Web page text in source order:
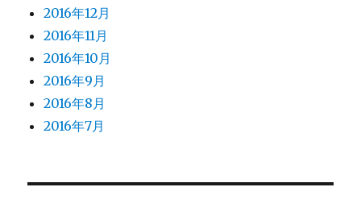
2016年12月
2016年11月
2016年10月
2016年9月
2016年8月
2016年7月